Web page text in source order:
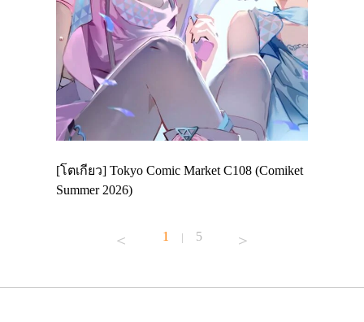
[โตเกียว] Tokyo Comic Market C108 (Comiket
Summer 2026)
1 | 5